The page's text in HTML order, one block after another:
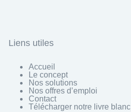
Liens utiles
Accueil
Le concept
Nos solutions
Nos offres d’emploi
Contact
Télécharger notre livre blanc